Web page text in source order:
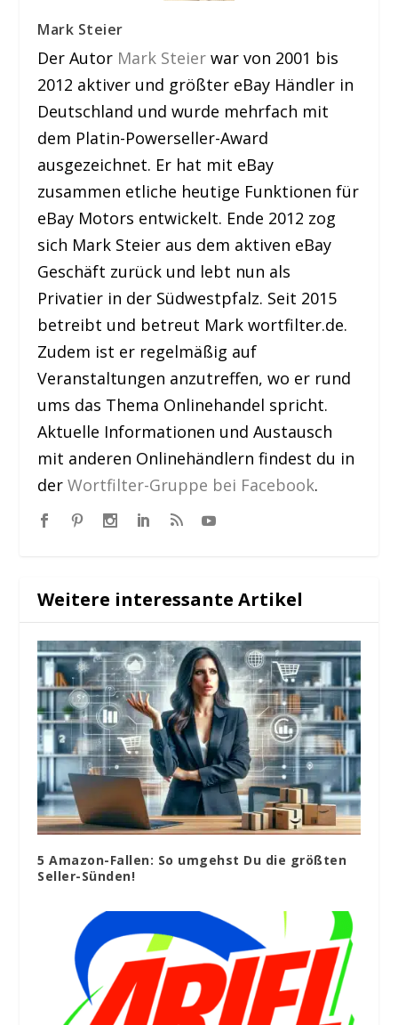
Mark Steier
Der Autor Mark Steier war von 2001 bis
2012 aktiver und größter eBay Händler in
Deutschland und wurde mehrfach mit
dem Platin-Powerseller-Award
ausgezeichnet. Er hat mit eBay
zusammen etliche heutige Funktionen für
eBay Motors entwickelt. Ende 2012 zog
sich Mark Steier aus dem aktiven eBay
Geschäft zurück und lebt nun als
Privatier in der Südwestpfalz. Seit 2015
betreibt und betreut Mark wortfilter.de.
Zudem ist er regelmäßig auf
Veranstaltungen anzutreffen, wo er rund
ums das Thema Onlinehandel spricht.
Aktuelle Informationen und Austausch
mit anderen Onlinehändlern findest du in
derWortfilter-Gruppe bei Facebook.
Weitere interessante Artikel
5 Amazon-Fallen: So umgehst Du die größten
Seller-Sünden!